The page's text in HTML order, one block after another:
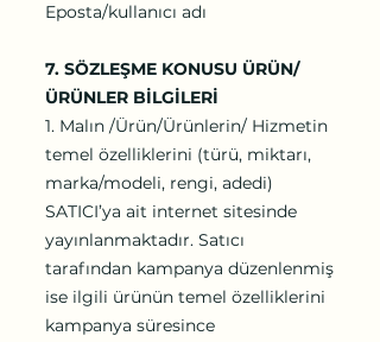
Eposta/kullanıcı adı
7. SÖZLEŞME KONUSU ÜRÜN/
ÜRÜNLER BİLGİLERİ
1. Malın /Ürün/Ürünlerin/ Hizmetin
temel özelliklerini (türü, miktarı,
marka/modeli, rengi, adedi)
SATICI’ya ait internet sitesinde
yayınlanmaktadır. Satıcı
tarafından kampanya düzenlenmiş
ise ilgili ürünün temel özelliklerini
kampanya süresince